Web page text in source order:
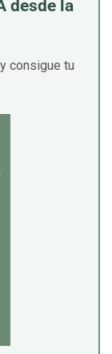
desde la
consigue tu